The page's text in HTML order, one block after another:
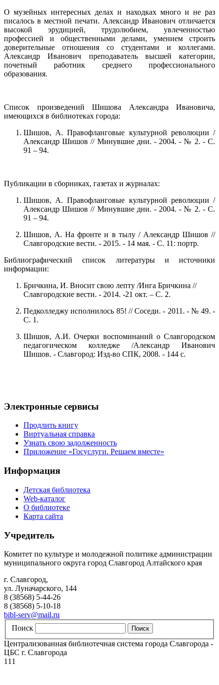
О музейных интересных делах и находках много и не раз
писалось в местной печати. Александр Иванович отличается
высокой эрудицией, трудолюбием, увлеченностью
профессией и общественными делами, умением строить
доверительные отношения со студентами и коллегами.
Александр Иванович преподаватель высшей категории,
почетный работник среднего профессионального
образования.
Список произведений Шишова Александра Ивановича,
имеющихся в библиотеках города:
Шишов, А. Правофланговые культурной революции /
Александр Шишов // Минувшие дни. - 2004. - № 2. - С.
91 – 94.
Публикации в сборниках, газетах и журналах:
Шишов, А. Правофланговые культурной революции /
Александр Шишов // Минувшие дни. - 2004. - № 2. - С.
91 – 94.
Шишов, А. На фронте и в тылу / Александр Шишов //
Славгородские вести. - 2015. - 14 мая. - С. 11: портр.
Библиографический список литературы и источники
информации:
Бричкина, И. Вносит свою лепту /Инга Бричкина //
Славгородские вести. - 2014. -21 окт. – С. 2.
Педколледжу исполнилось 85! // Соседи. - 2011. - № 49. -
С. 1.
Шишов, А.И. Очерки воспоминаний о Славгородском
педагогическом колледже /Александр Иванович
Шишов. - Славгород: Изд-во СПК, 2008. - 144 с.
Электронные сервисы
Продлить книгу
Виртуальная справка
Узнать свою задолженность
Приложение «Госуслуги. Решаем вместе»
Информация
Детская библиотека
Web-каталог
О библиотеке
Карта сайта
Учредитель
Комитет по культуре и молодежной политике администрации
муниципального округа город Славгород Алтайского края
г. Славгород,
ул. Луначарского, 144
8 (38568) 5-44-26
8 (38568) 5-10-18
bibl-serv@mail.ru
Поиск
Централизованная библиотечная система города Славгорода -
ЦБС г. Славгорода
111